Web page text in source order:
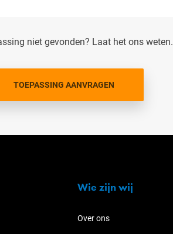
niet gevonden? Laat het ons weten.
TOEPASSING AANVRAGEN
Wie zijn wij
Over ons